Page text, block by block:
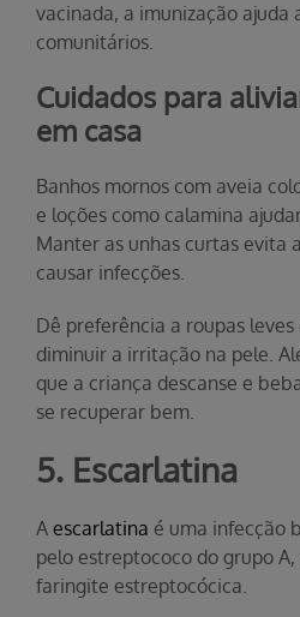
vacinada, a imunização ajuda
comunitários.
Cuidados para
em casa
Banhos mornos com aveia
e loções como calamina
Manter as unhas curtas evita
causar infecções.
Dê preferência a roupas
diminuir a irritação na pele.
que a criança descanse e
se recuperar bem.
5. Escarlatina
A escarlatina é uma infecção
pelo estreptococo do grupo
faringite estreptocócica.